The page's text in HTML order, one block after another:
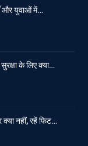
और युवाओं में…
के लिए क्या…
क्या नहीं, रहें फिट…